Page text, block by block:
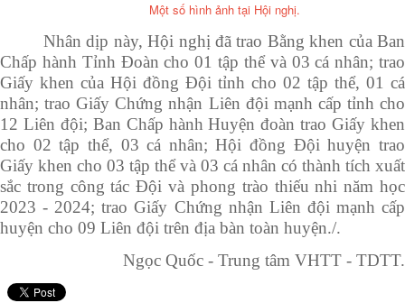
Một số hình ảnh tại Hội nghị.
Nhân dịp này, Hội nghị đã trao Bằng khen của Ban
Chấp hành Tỉnh Đoàn cho 01 tập thể và 03 cá nhân; trao
Giấy khen của Hội đồng Đội tỉnh cho 02 tập thể, 01 cá
nhân; trao Giấy Chứng nhận Liên đội mạnh cấp tỉnh cho
12 Liên đội; Ban Chấp hành Huyện đoàn trao Giấy khen
cho 02 tập thể, 03 cá nhân; Hội đồng Đội huyện trao
Giấy khen cho 03 tập thể và 03 cá nhân có thành tích xuất
sắc trong công tác Đội và phong trào thiếu nhi năm học
2023 - 2024; trao Giấy Chứng nhận Liên đội mạnh cấp
huyện cho 09 Liên đội trên địa bàn toàn huyện./.
Ngọc Quốc - Trung tâm VHTT - TDTT.